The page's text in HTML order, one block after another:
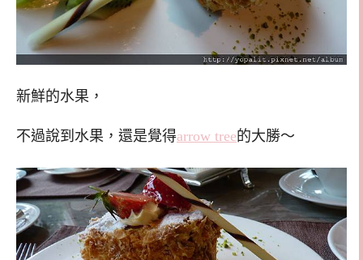
新鮮的水果，
不過說到水果，還是覺得arrow tree的大勝～